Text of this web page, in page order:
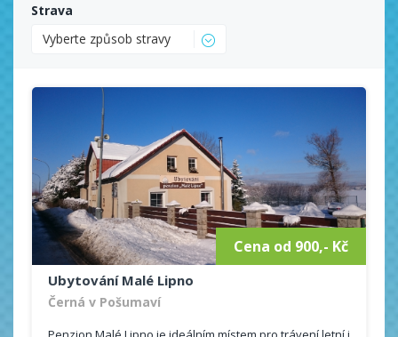
Strava
Vyberte způsob stravy
Cena od 900,- Kč
Ubytování Malé Lipno
Černá v Pošumaví